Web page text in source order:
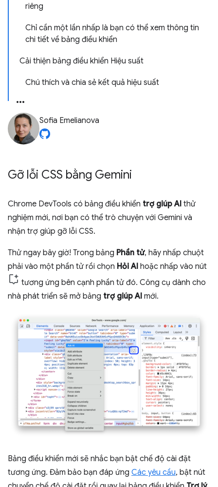
riêng
Chỉ cần một lần nhấp là bạn có thể xem thông tin
chi tiết về bảng điều khiển
Cải thiện bảng điều khiển Hiệu suất
Chú thích và chia sẻ kết quả hiệu suất
Sofia Emelianova
Gỡ lỗi CSS bằng Gemini
Chrome DevTools có bảng điều khiển trợ giúp AI thử
nghiệm mới, nơi bạn có thể trò chuyện với Gemini và
nhận trợ giúp gỡ lỗi CSS.
Thử ngay bây giờ! Trong bảng Phần tử, hãy nhấp chuột
phải vào một phần tử rồi chọn Hỏi AI hoặc nhấp vào nút
tương ứng bên cạnh phần tử đó. Công cụ dành cho
nhà phát triển sẽ mở bảng trợ giúp AI mới.
Bảng điều khiển mới sẽ nhắc bạn bật chế độ cài đặt
tương ứng. Đảm bảo bạn đáp ứng Các yêu cầu, bật nút